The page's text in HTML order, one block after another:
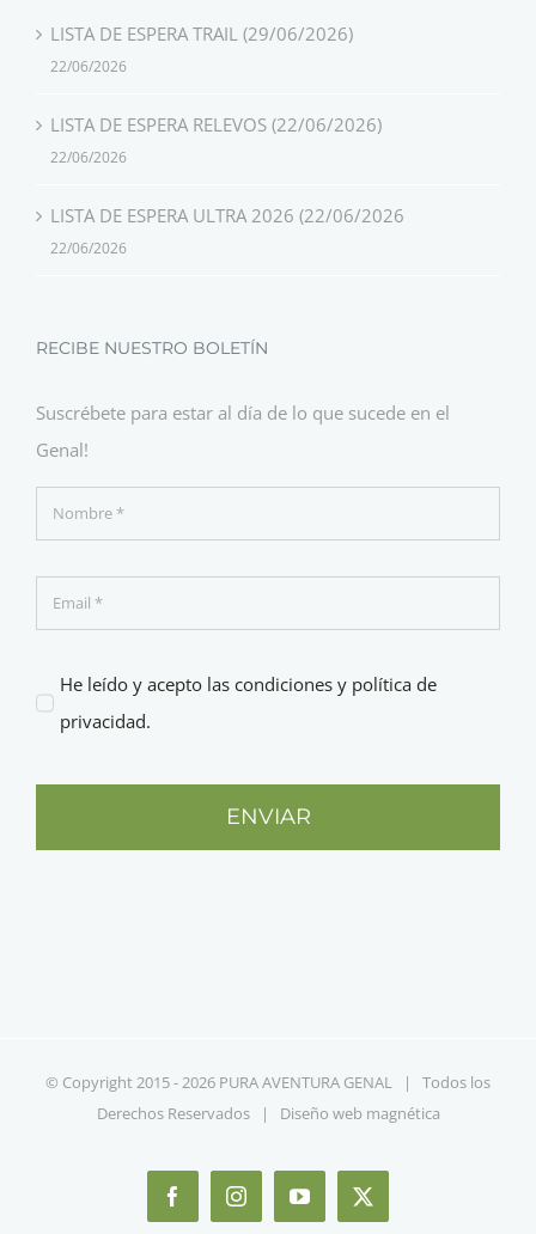
LISTA DE ESPERA TRAIL (29/06/2026)
22/06/2026
LISTA DE ESPERA RELEVOS (22/06/2026)
22/06/2026
LISTA DE ESPERA ULTRA 2026 (22/06/2026
22/06/2026
RECIBE NUESTRO BOLETÍN
Suscrébete para estar al día de lo que sucede en el
Genal!
He leído y acepto las condiciones y política de
privacidad.
ENVIAR
© Copyright 2015 -2026 PURA AVENTURA GENAL | Todos los
Derechos Reservados | Diseño web magnética
FacebookInstagramYouTube
X